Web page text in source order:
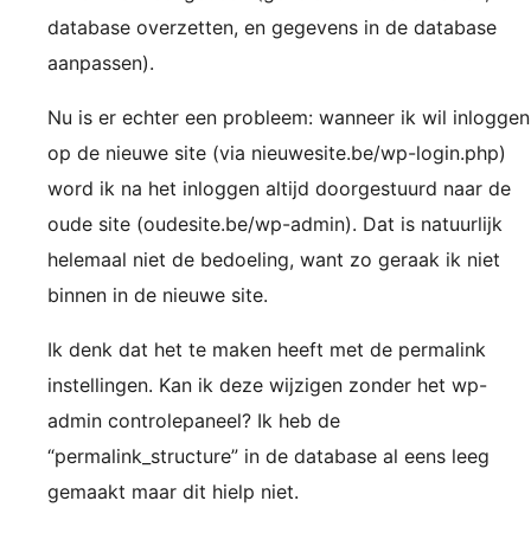
database overzetten, en gegevens in de database
aanpassen).
Nu is er echter een probleem: wanneer ik wil inloggen
op de nieuwe site (via nieuwesite.be/wp-login.php)
word ik na het inloggen altijd doorgestuurd naar de
oude site (oudesite.be/wp-admin). Dat is natuurlijk
helemaal niet de bedoeling, want zo geraak ik niet
binnen in de nieuwe site.
Ik denk dat het te maken heeft met de permalink
instellingen. Kan ik deze wijzigen zonder het wp-
admin controlepaneel? Ik heb de
“permalink_structure” in de database al eens leeg
gemaakt maar dit hielp niet.